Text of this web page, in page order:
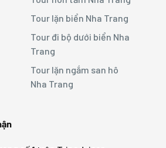
Tour lặn biển Nha Trang
Tour đi bộ dưới biển Nha
Trang
Tour lặn ngắm san hô
Nha Trang